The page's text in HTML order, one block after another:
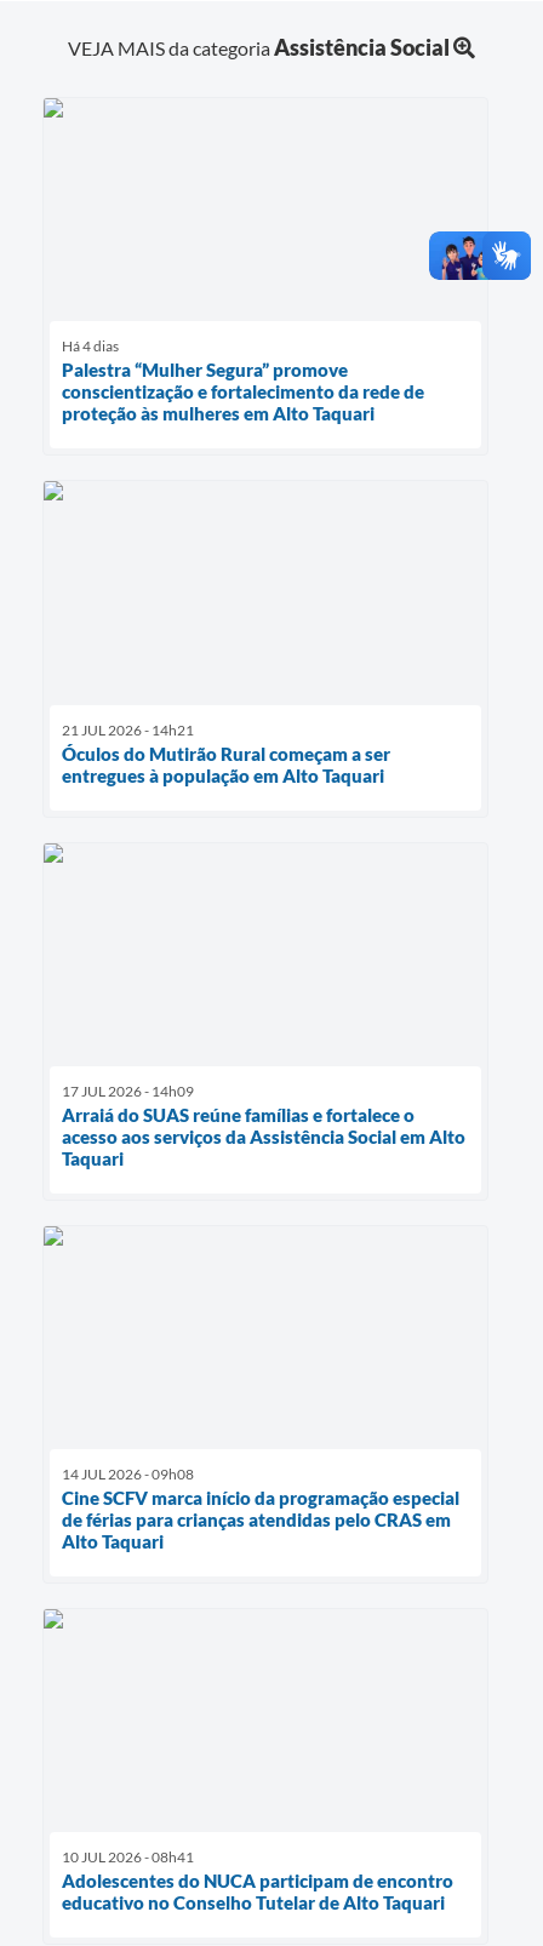
VEJA MAIS da categoriaAssistência Social
Há 4 dias
Palestra “Mulher Segura” promove
conscientização e fortalecimento da rede de
proteção às mulheres em Alto Taquari
21 JUL 2026 - 14h21
Óculos do Mutirão Rural começam a ser
entregues à população em Alto Taquari
17 JUL 2026 - 14h09
Arraiá do SUAS reúne famílias e fortalece o
acesso aos serviços da Assistência Social em Alto
Taquari
14 JUL 2026 - 09h08
Cine SCFV marca início da programação especial
de férias para crianças atendidas pelo CRAS em
Alto Taquari
10 JUL 2026 - 08h41
Adolescentes do NUCA participam de encontro
educativo no Conselho Tutelar de Alto Taquari